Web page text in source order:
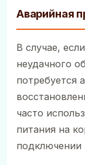
Аварийная
В случае,
неудачного
потребуется
часто
питания на
подключении